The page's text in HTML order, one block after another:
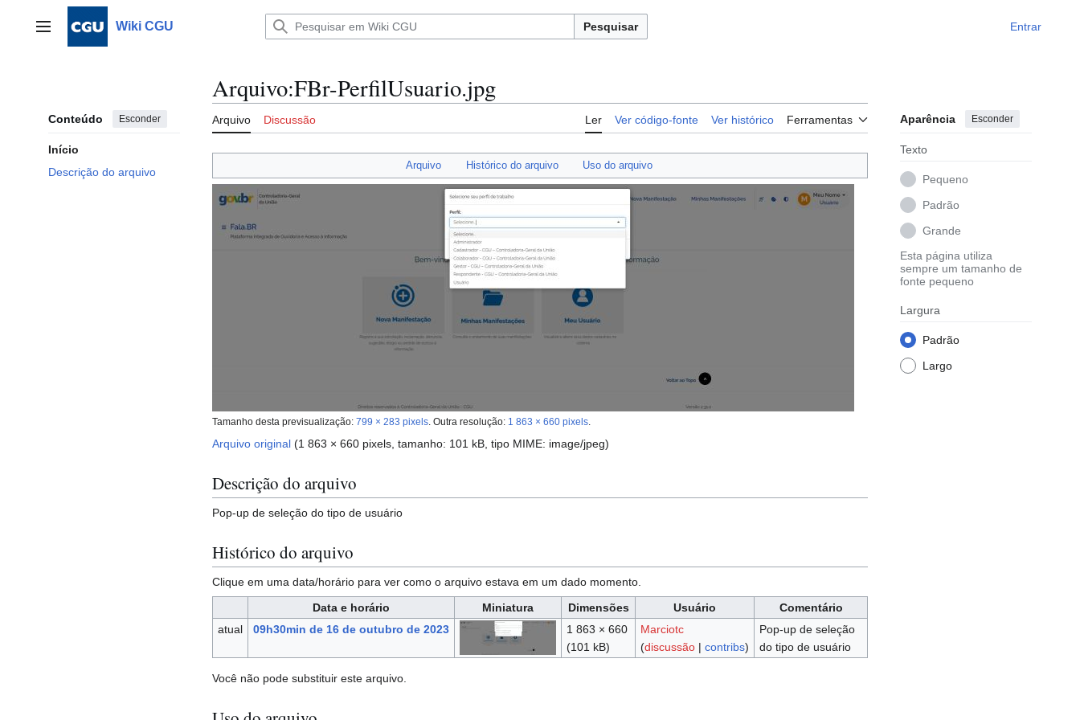
Menu principalWiki CGU Pesquisar Entrar
Conteúdo Esconder
Início
Descrição do arquivo
Arquivo:FBr-PerfilUsuario.jpg
Arquivo Discussão Ler Ver código-fonte Ver histórico Ferramentas Aparência Esconder
Texto
Pequeno
Padrão
Grande
Esta página utiliza
sempre um tamanho de
fonte pequeno
Largura
Padrão
Largo
Arquivo Histórico do arquivo Uso do arquivo
Tamanho desta previsualização: 799 × 283 pixels Outra resolução: 1 863 × 660 pixels
Arquivo original (1 863 × 660 pixels, tamanho: 101 kB, tipo MIME: image/jpeg)
Descrição do arquivo
Pop-up de seleção do tipo de usuário
Histórico do arquivo
Clique em uma data/horário para ver como o arquivo estava em um dado momento.
Data e horário
Miniatura Dimensões Usuário
Comentário
atual
09h30min de 16 de outubro de 2023
1 863 × 660
(101 kB)
Marciotc
(discussão| contribs)
Pop-up de seleção
do tipo de usuário
Você não pode substituir este arquivo.